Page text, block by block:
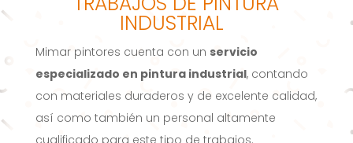
INDUSTRIAL
Mimar pintores cuenta con un servicio
especializado en pintura industrial, contando
con materiales duraderos y de excelente calidad,
así como también un personal altamente